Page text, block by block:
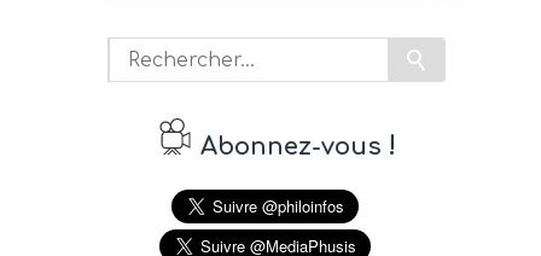
Abonnez-vous !